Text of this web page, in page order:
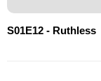
S01E12 - Ruthless